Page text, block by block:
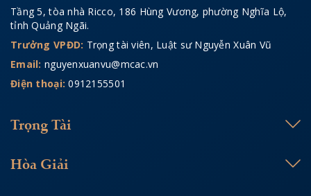
Tầng 5, tòa nhà Ricco, 186 Hùng Vương, phường Nghĩa Lộ,
tỉnh Quảng Ngãi.
Trưởng VPĐD: Trọng tài viên, Luật sư Nguyễn Xuân Vũ
Email: nguyenxuanvu@mcac.vn
Điện thoại:0912155501
Trọng Tài
Hòa Giải